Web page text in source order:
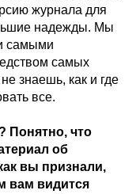
журнала для
надежды. Мы
самыми
самых
знаешь, как и где
все.
Понятно, что
об
вы признали,
вам видится